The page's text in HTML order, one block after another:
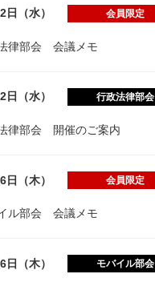
（水） 会員限定
律部会 会議メモ
（水） 行政法律部会
律部会 開催のご案内
（木） 会員限定
ル部会 会議メモ
（木） モバイル部会